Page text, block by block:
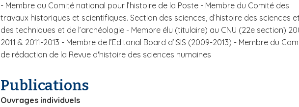
- Membre du Comité national pour l’histoire de la Poste - Membre du Comité des
travaux historiques et scientifiques. Section des sciences, d’histoire des sciences et
des techniques et de l’archéologie - Membre élu (titulaire) au CNU (22e section)
2011 & 2011-2013 - Membre de l’Editorial Board d’ISIS (2009-2013) - Membre du
de rédaction de la Revue d'histoire des sciences humaines
Publications
Ouvrages individuels